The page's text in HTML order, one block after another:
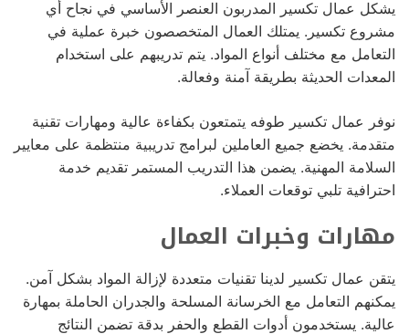
يشكل عمال تكسير المدربون العنصر الأساسي في نجاح أي
مشروع تكسير. يمتلك العمال المتخصصون خبرة عملية في
التعامل مع مختلف أنواع المواد. يتم تدريبهم على استخدام
المعدات الحديثة بطريقة آمنة وفعالة.
نوفر عمال تكسير طوفه يتمتعون بكفاءة عالية ومهارات تقنية
متقدمة. يخضع جميع العاملين لبرامج تدريبية منتظمة على معايير
السلامة المهنية. يضمن هذا التدريب المستمر تقديم خدمة
احترافية تلبي توقعات العملاء.
مهارات وخبرات العمال
يتقن عمال تكسير لدينا تقنيات متعددة لإزالة المواد بشكل آمن.
يمكنهم التعامل مع الخرسانة المسلحة والجدران الحاملة بمهارة
عالية. يستخدمون أدوات القطع والحفر بدقة تضمن النتائج